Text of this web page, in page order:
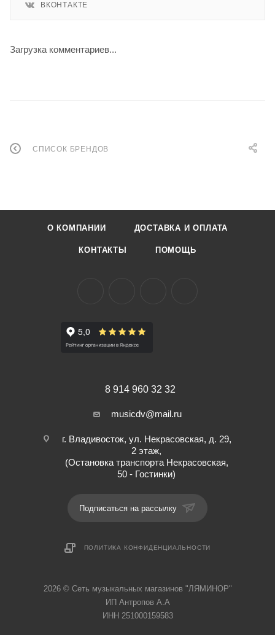
ВКОНТАКТЕ
Загрузка комментариев...
СПИСОК БРЕНДОВ
О КОМПАНИИ ДОСТАВКА И ОПЛАТА
КОНТАКТЫ ПОМОЩЬ
8 914 960 32 32
musicdv@mail.ru
г. Владивосток, ул. Некрасовская, д. 29,
2 этаж,
(Остановка транспорта Некрасовская,
50 - Гостинки)
Подписаться на рассылку
ПОЛИТИКА КОНФИДЕНЦИАЛЬНОСТИ
2026 © Cеть музыкальных магазинов "ЛЯМИНОР"
ИП Антропов А.А
ИНН 251000159583